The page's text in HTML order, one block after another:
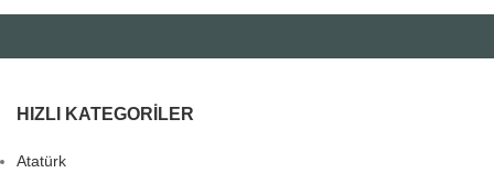
HIZLI KATEGORILER
Atatürk